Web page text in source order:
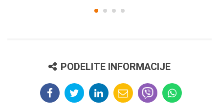
PODELITE INFORMACIJE